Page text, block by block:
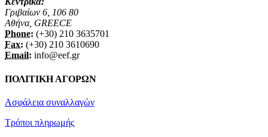
Γριβαίων 6, 106 80
Αθήνα, GREECE
Phone: (+30) 210 3635701
Fax: (+30) 210 3610690
Email: info@eef.gr
ΠΟΛΙΤΙΚΗ ΑΓΟΡΩΝ
Ασφάλεια συναλλαγών
Τρόποι πληρωμής